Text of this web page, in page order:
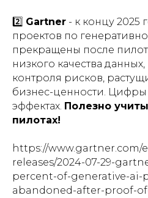
2️⃣ Gartner - к концу 2025
проектов по
прекращены после
низкого качества
контроля рисков,
бизнес-ценности. Цифры
эффектах. Полезно
пилотах!
https://www.gartner.com/
releases/2024-07-29-
percent-of-generative-ai-
abandoned-after-proof-